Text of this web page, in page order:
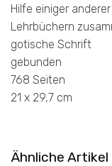
Hilfe einiger
Lehrbüchern
gotische Schrift
gebunden
768 Seiten
21 x 29,7 cm
Ähnliche Artikel